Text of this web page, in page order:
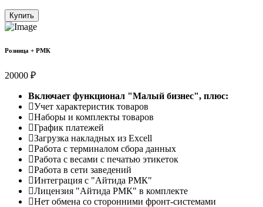
Купить
Розница + РМК
20000 ₽
Включает функционал "Малый бизнес", плюс:
Учет характеристик товаров
Наборы и комплекты товаров
График платежей
Загрузка накладных из Excell
Работа с терминалом сбора данных
Работа с весами с печатью этикеток
Работа в сети заведений
Интеграция с "Айтида РМК"
Лицензия "Айтида РМК" в комплекте
Нет обмена со сторонними фронт-системами